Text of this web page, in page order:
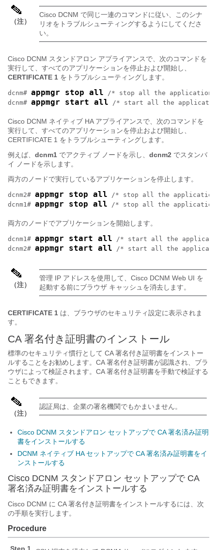
（注）
Cisco DCNM で同じ一連のコマンドに従い、このシナ
リオをトラブルシューティングするようにしてくださ
い。
Cisco DCNM スタンドアロン アプライアンスで、次のコマンドを
実行して、すべてのアプリケーションを停止および開始し、
CERTIFICATE 1 をトラブルシューティングします。
dcnm# appmgr stop all /* stop all the applications
dcnm# appmgr start all /* start all the
Cisco DCNM ネイティブ HA アプライアンスで、次のコマンドを
実行して、すべてのアプリケーションを停止および開始し、
CERTIFICATE 1 をトラブルシューティングします。
例えば、 dcnm1 でアクティブ ノードを示し、 dcnm2 でスタンバ
イ ノードを示します。
両方のノードで実行しているアプリケーションを停止します。
dcnm2# appmgr stop all /* stop all the applications
dcnm1# appmgr stop all /* stop all the applications
両方のノードでアプリケーションを開始します。
dcnm1# appmgr start all /* start all the
dcnm2# appmgr start all /* start all the
（注）
管理 IP アドレスを使用して、Cisco DCNM Web UI を
起動する前にブラウザ キャッシュを消去します。
CERTIFICATE 1 は、ブラウザのセキュリティ設定に表示されま
す。
CA 署名付き証明書のインストール
標準のセキュリティ慣行として CA 署名付き証明書をインストー
ルすることをお勧めします。CA 署名付き証明書が認識され、ブラ
ウザによって検証されます。CA 署名付き証明書を手動で検証する
こともできます。
（注）
認証局は、企業の署名機関でもかまいません。
Cisco DCNM スタンドアロン セットアップで CA 署名済み証明
書をインストールする
DCNM ネイティブ HA セットアップで CA 署名済み証明書をイ
ンストールする
Cisco DCNM スタンドアロン セットアップで CA
署名済み証明書をインストールする
Cisco DCNM に CA 署名付き証明書をインストールするには、次
の手順を実行します。
Procedure